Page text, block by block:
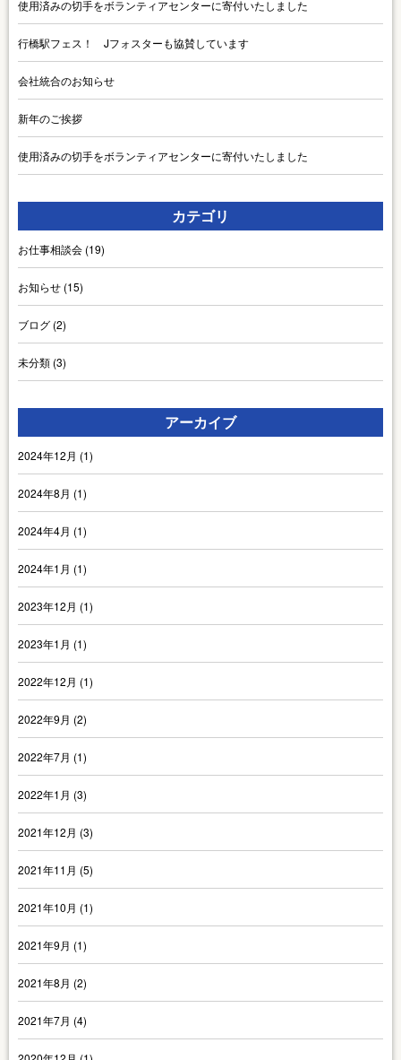
使用済みの切手をボランティアセンターに寄付いたしました
行橋駅フェス！ Jフォスターも協賛しています
会社統合のお知らせ
新年のご挨拶
使用済みの切手をボランティアセンターに寄付いたしました
カテゴリ
お仕事相談会 (19)
お知らせ (15)
ブログ (2)
未分類 (3)
アーカイブ
2024年12月 (1)
2024年8月 (1)
2024年4月 (1)
2024年1月 (1)
2023年12月 (1)
2023年1月 (1)
2022年12月 (1)
2022年9月 (2)
2022年7月 (1)
2022年1月 (3)
2021年12月 (3)
2021年11月 (5)
2021年10月 (1)
2021年9月 (1)
2021年8月 (2)
2021年7月 (4)